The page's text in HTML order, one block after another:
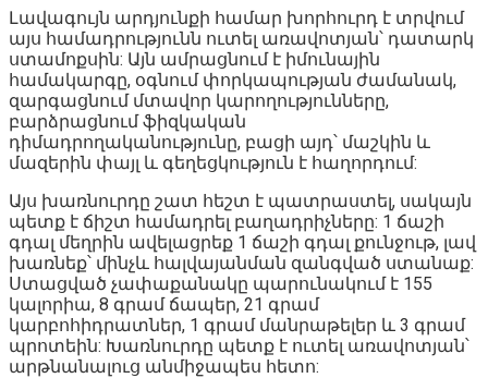
Լավագույն արդյունքի համար խորհուրդ է տրվում
այս համադրությունն ուտել առավոտյան՝ դատարկ
ստամոքսին: Այն ամրացնում է իմունային
համակարգը, օգնում փորկապության ժամանակ,
զարգացնում մտավոր կարողությունները,
բարձրացնում ֆիզկական
դիմադրողականությունը, բացի այդ՝ մաշկին և
մազերին փայլ և գեղեցկություն է հաղորդում:
Այս խառնուրդը շատ հեշտ է պատրաստել, սակայն
պետք է ճիշտ համադրել բաղադրիչները: 1 ճաշի
գդալ մեղրին ավելացրեք 1 ճաշի գդալ քունջութ, լավ
խառնեք՝ մինչև հալվայանման զանգված ստանաք:
Ստացված չափաքանակը պարունակում է 155
կալորիա, 8 գրամ ճապեր, 21 գրամ
կարբոհիդրատներ, 1 գրամ մանրաթելեր և 3 գրամ
պրոտեին: Խառնուրդը պետք է ուտել առավոտյան՝
արթնանալուց անմիջապես հետո: